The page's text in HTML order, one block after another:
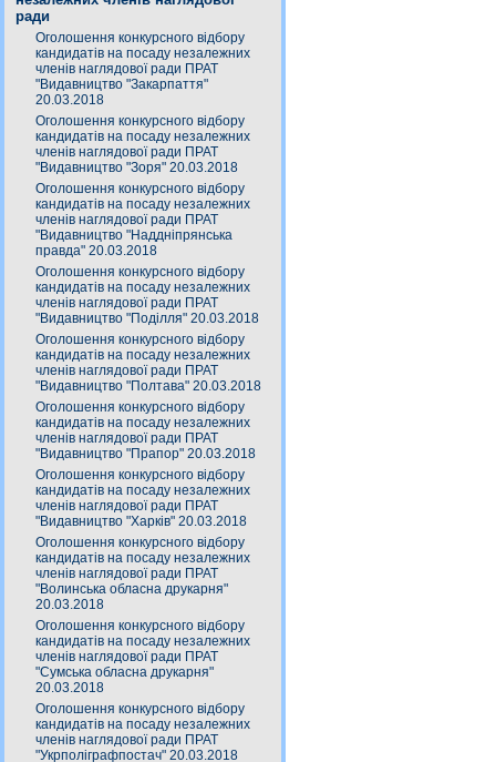
ради
Оголошення конкурсного відбору
кандидатів на посаду незалежних
членів наглядової ради ПРАТ
"Видавництво "Закарпаття"
20.03.2018
Оголошення конкурсного відбору
кандидатів на посаду незалежних
членів наглядової ради ПРАТ
"Видавництво "Зоря" 20.03.2018
Оголошення конкурсного відбору
кандидатів на посаду незалежних
членів наглядової ради ПРАТ
"Видавництво "Наддніпрянська
правда" 20.03.2018
Оголошення конкурсного відбору
кандидатів на посаду незалежних
членів наглядової ради ПРАТ
"Видавництво "Поділля" 20.03.2018
Оголошення конкурсного відбору
кандидатів на посаду незалежних
членів наглядової ради ПРАТ
"Видавництво "Полтава" 20.03.2018
Оголошення конкурсного відбору
кандидатів на посаду незалежних
членів наглядової ради ПРАТ
"Видавництво "Прапор" 20.03.2018
Оголошення конкурсного відбору
кандидатів на посаду незалежних
членів наглядової ради ПРАТ
"Видавництво "Харків" 20.03.2018
Оголошення конкурсного відбору
кандидатів на посаду незалежних
членів наглядової ради ПРАТ
"Волинська обласна друкарня"
20.03.2018
Оголошення конкурсного відбору
кандидатів на посаду незалежних
членів наглядової ради ПРАТ
"Сумська обласна друкарня"
20.03.2018
Оголошення конкурсного відбору
кандидатів на посаду незалежних
членів наглядової ради ПРАТ
"Укрполіграфпостач" 20.03.2018